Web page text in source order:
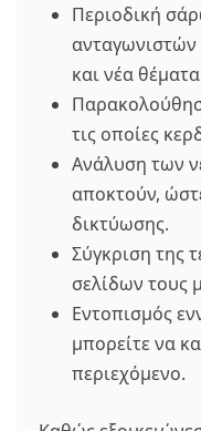
Περιοδική
ανταγωνιστών
και νέα
τις οποίες
Ανάλυση των
αποκτούν,
δικτύωσης.
Σύγκριση της
σελίδων τους
Εντοπισμός
μπορείτε να
περιεχόμενο.